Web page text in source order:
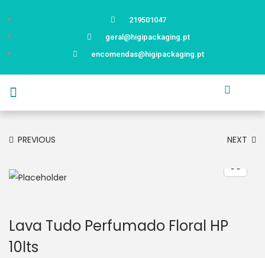
219501047
geral@higipackaging.pt
encomendas@higipackaging.pt
PREVIOUS NEXT
Lava Tudo Perfumado Floral HP
10lts